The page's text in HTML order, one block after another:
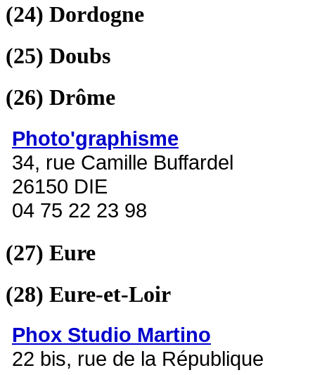
(24) Dordogne
(25) Doubs
(26) Drôme
Photo'graphisme
34, rue Camille Buffardel
26150 DIE
04 75 22 23 98
(27) Eure
(28) Eure-et-Loir
Phox Studio Martino
22 bis, rue de la République